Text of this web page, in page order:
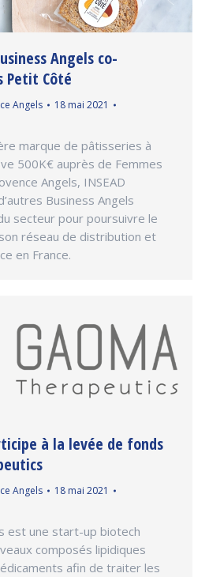
Angels co-
Petit Côté
Angels
18 mai 2021
marque de pâtisseries à
500K€ auprès de Femmes
Angels, INSEAD
Business Angels
secteur pour poursuivre le
réseau de distribution et
en France.
à la levée de fonds
Angels
18 mai 2021
est une start-up biotech
composés lipidiques
afin de traiter les